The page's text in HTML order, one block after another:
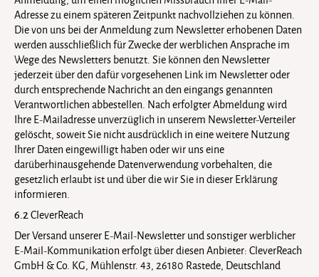
Adresse zu einem späteren Zeitpunkt nachvollziehen zu können.
Die von uns bei der Anmeldung zum Newsletter erhobenen Daten
werden ausschließlich für Zwecke der werblichen Ansprache im
Wege des Newsletters benutzt. Sie können den Newsletter
jederzeit über den dafür vorgesehenen Link im Newsletter oder
durch entsprechende Nachricht an den eingangs genannten
Verantwortlichen abbestellen. Nach erfolgter Abmeldung wird
Ihre E-Mailadresse unverzüglich in unserem Newsletter-Verteiler
gelöscht, soweit Sie nicht ausdrücklich in eine weitere Nutzung
Ihrer Daten eingewilligt haben oder wir uns eine
darüberhinausgehende Datenverwendung vorbehalten, die
gesetzlich erlaubt ist und über die wir Sie in dieser Erklärung
informieren.
6.2 CleverReach
Der Versand unserer E-Mail-Newsletter und sonstiger werblicher
E-Mail-Kommunikation erfolgt über diesen Anbieter: CleverReach
GmbH & Co. KG, Mühlenstr. 43, 26180 Rastede, Deutschland